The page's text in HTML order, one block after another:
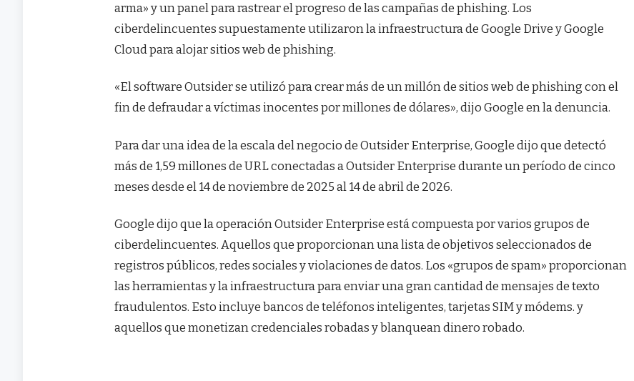
arma» y un panel para rastrear el progreso de las campañas de phishing. Los
ciberdelincuentes supuestamente utilizaron la infraestructura de Google Drive y Google
Cloud para alojar sitios web de phishing.
«El software Outsider se utilizó para crear más de un millón de sitios web de phishing con el
fin de defraudar a víctimas inocentes por millones de dólares», dijo Google en la denuncia.
Para dar una idea de la escala del negocio de Outsider Enterprise, Google dijo que detectó
más de 1,59 millones de URL conectadas a Outsider Enterprise durante un período de cinco
meses desde el 14 de noviembre de 2025 al 14 de abril de 2026.
Google dijo que la operación Outsider Enterprise está compuesta por varios grupos de
ciberdelincuentes. Aquellos que proporcionan una lista de objetivos seleccionados de
registros públicos, redes sociales y violaciones de datos. Los «grupos de spam» proporcionan
las herramientas y la infraestructura para enviar una gran cantidad de mensajes de texto
fraudulentos. Esto incluye bancos de teléfonos inteligentes, tarjetas SIM y módems. y
aquellos que monetizan credenciales robadas y blanquean dinero robado.